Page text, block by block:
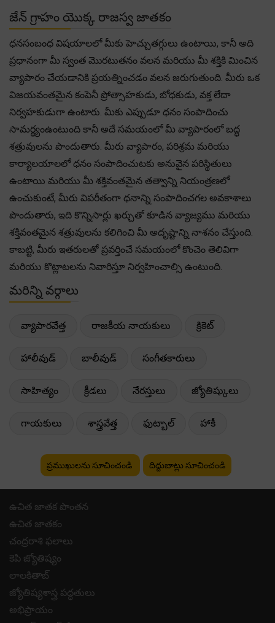
జేన్ గ్రాహం యొక్క రాజస్వ జాతకం
ధనసంబంధ విషయాలలో మీకు హెచ్చుతగ్గులు ఉంటాయి, కానీ అది
ప్రధానంగా మీ స్వంత మొరటుతనం వలన మరియు మీ శక్తికి మించిన
వ్యాపారం చేయడానికి ప్రయత్నించడం వలన జరుగుతుంది. మీరు ఒక
విజయవంతమైన కంపెనీ ప్రోత్సాహకుడు, బోధకుడు, వక్త లేదా
నిర్వహకుడుగా ఉంటారు. మీకు ఎప్పుడూ ధనం సంపాదించు
సామర్థ్యంఉంటుంది కానీ అదే సమయంలో మీ వ్యాపారంలో బద్ధ
శత్రువులను పొందుతారు. మీరు వ్యాపారం, పరిశ్రమ మరియు
కార్యాలయాలలో ధనం సంపాదించుటకు అనువైన పరిస్థితులు
ఉంటాయి మరియు మీ శక్తివంతమైన తత్వాన్ని నియంత్రణలో
ఉంచుకుంటే, మీరు విపరీతంగా ధనాన్ని సంపాదించగల అవకాశాలు
పొందుతారు, ఇది కొన్నిసార్లు ఖర్చుతో కూడిన వ్యాజ్యము మరియు
శక్తివంతమైన శత్రువులను కలిగించి మీ అదృష్టాన్ని నాశనం చేస్తుంది.
కాబట్టి, మీరు ఇతరులతో ప్రవర్తించే సమయంలో కొంచెం తెలివిగా
మరియు కొట్లాటలను నివారిస్తూ నిర్వహించాల్సి ఉంటుంది.
మరిన్ని వర్గాలు
వ్యాపారవేత్త రాజకీయ నాయకులు క్రికెట్
హాలీవుడ్ బాలీవుడ్ సంగీతకారులు
సాహిత్యం క్రీడలు నేరస్తులు జ్యోతిష్కులు
గాయకులు శాస్త్రవేత్త ఫుట్బాల్ హాకీ
ప్రముఖులను సూచించండి దిద్దుబాట్లు సూచించండి
ఉచిత జాతక పొంతన
ఉచిత జాతకం
చంద్రరాశి ఫలాలు
కెపి జ్యోతిష్యం
లాలకితాబ్
జ్యోతిష్యశాస్త్ర పద్ధతులు
అభిప్రాయం